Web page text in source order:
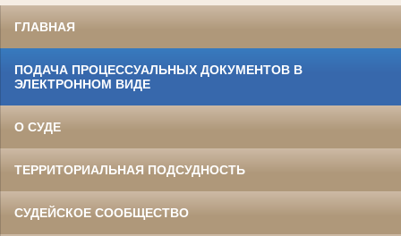
ГЛАВНАЯ
ПОДАЧА ПРОЦЕССУАЛЬНЫХ ДОКУМЕНТОВ В
ЭЛЕКТРОННОМ ВИДЕ
О СУДЕ
ТЕРРИТОРИАЛЬНАЯ ПОДСУДНОСТЬ
СУДЕЙСКОЕ СООБЩЕСТВО